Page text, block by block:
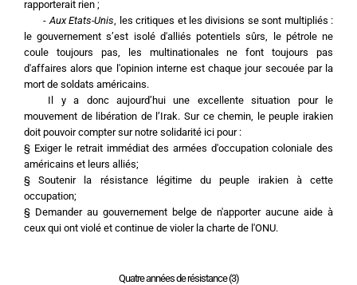
rapporterait rien ;
	-
Aux Etats-Unis, les critiques et les divisions se sont multipliés :
le gouvernement s’est isolé d'alliés potentiels sûrs, le pétrole ne
coule toujours pas, les multinationales ne font toujours pas
d'affaires alors que l'opinion interne est chaque jour secouée par la
mort de soldats américains.
mouvement de libération de l’Irak. Sur ce chemin, le peuple irakien
doit pouvoir compter sur notre solidarité ici pour :
§ Exiger le retrait immédiat des armées d'occupation coloniale des
américains et leurs alliés;
§ Soutenir la résistance légitime du peuple irakien à cette
occupation;
§ Demander au gouvernement belge de n'apporter aucune aide à
ceux qui ont violé et continue de violer la charte de l'ONU.
Quatre années de résistance (3)